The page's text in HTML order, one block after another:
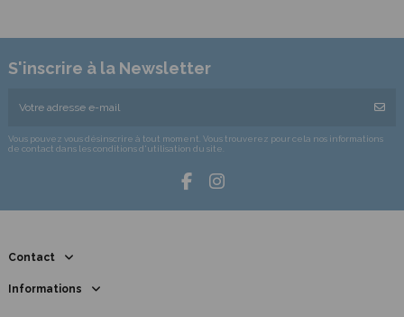
S'inscrire à la Newsletter
Vous pouvez vous désinscrire à tout moment. Vous trouverez pour cela nos informations
de contact dans les conditions d'utilisation du site.
Contact
Informations